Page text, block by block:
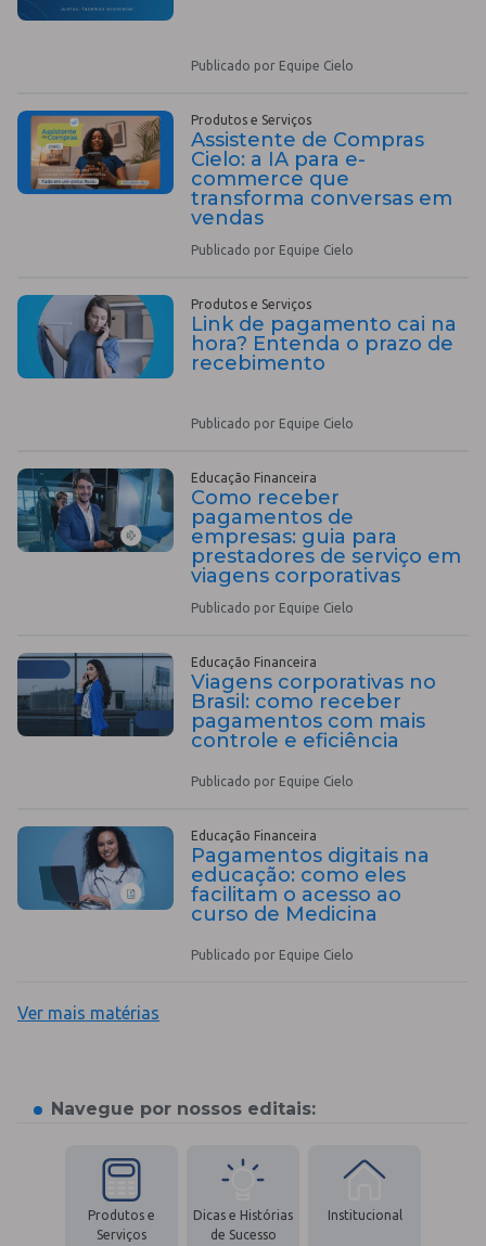
Publicado por Equipe Cielo
Produtos e Serviços
Assistente de Compras
Cielo: a IA para e-
commerce que
transforma conversas em
vendas
Publicado por Equipe Cielo
Produtos e Serviços
Link de pagamento cai na
hora? Entenda o prazo de
recebimento
Publicado por Equipe Cielo
Educação Financeira
Como receber
pagamentos de
empresas: guia para
prestadores de serviço em
viagens corporativas
Publicado por Equipe Cielo
Educação Financeira
Viagens corporativas no
Brasil: como receber
pagamentos com mais
controle e eficiência
Publicado por Equipe Cielo
Educação Financeira
Pagamentos digitais na
educação: como eles
facilitam o acesso ao
curso de Medicina
Publicado por Equipe Cielo
Ver mais matérias
Navegue por nossos editais:
Produtos e
Serviços
Dicas e Histórias
de Sucesso
Institucional